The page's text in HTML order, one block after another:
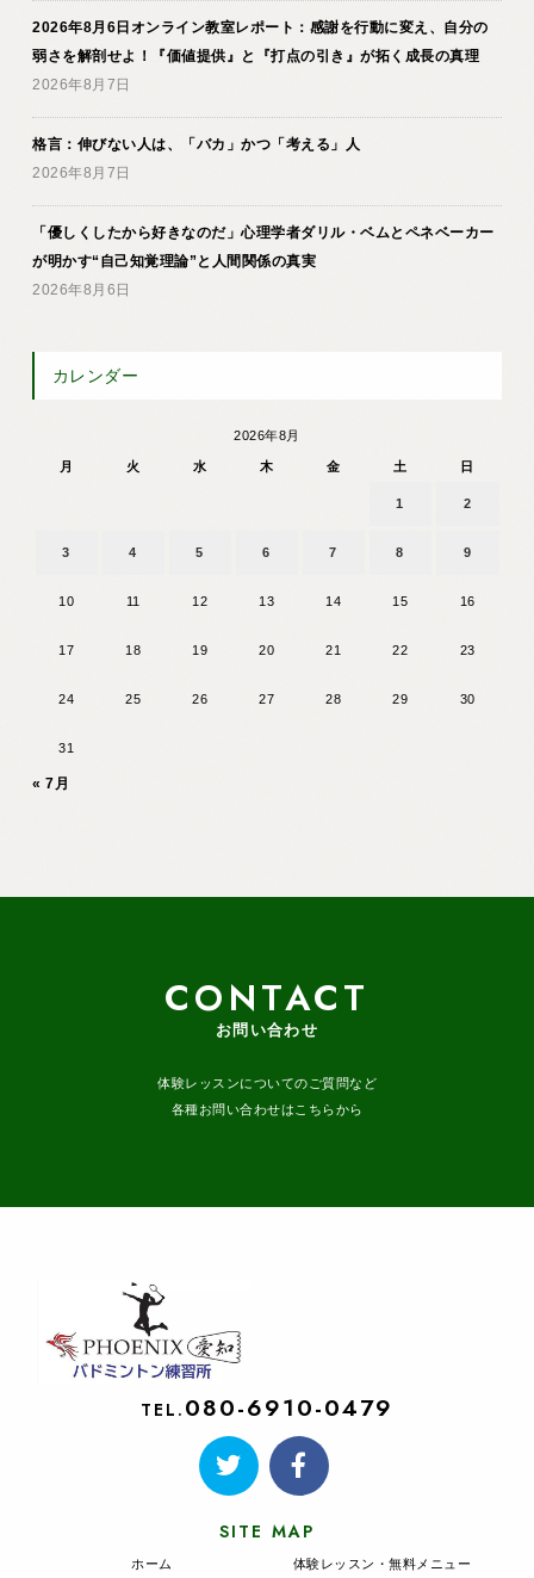
2026年8月6日オンライン教室レポート：感謝を行動に変え、自分の
弱さを解剖せよ！『価値提供』と『打点の引き』が拓く成長の真理
2026年8月7日
格言：伸びない人は、「バカ」かつ「考える」人
2026年8月7日
「優しくしたから好きなのだ」心理学者ダリル・ベムとペネベーカー
が明かす“自己知覚理論”と人間関係の真実
2026年8月6日
カレンダー
2026年8月
月 火 水 木 金 土 日
1 2
3 4 5 6 7 8 9
10 11 12 13 14 15 16
17 18 19 20 21 22 23
24 25 26 27 28 29 30
31
« 7月
CONTACT
お問い合わせ
体験レッスンについてのご質問など
各種お問い合わせはこちらから
TEL. 080-6910-0479
SITE MAP
ホーム 体験レッスン・無料メニュー